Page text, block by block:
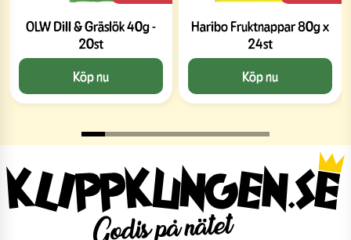
OLW Dill & Gräslök 40g -
20st
Köp nu
Haribo Fruktnappar 80g x
24st
Köp nu